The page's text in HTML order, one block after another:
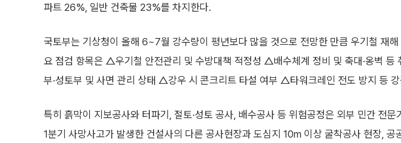
파트 26%, 일반 건축물 23%를 차지한다.
국토부는 기상청이 올해 6~7월 강수량이 평년보다 많을 것으로 전망한 만큼 우기철 재
요 점검 항목은 △우기철 안전관리 및 수방대책 적정성 △배수체계 정비 및 축대·옹벽
부·성토부 및 사면 관리 상태 △강우 시 콘크리트 타설 여부 △타워크레인 전도 방지 등
특히 흙막이 지보공사와 터파기, 절토·성토 공사, 배수공사 등 위험공정은 외부 민간 전문
1분기 사망사고가 발생한 건설사의 다른 공사현장과 도심지 10m 이상 굴착공사 현장, 공